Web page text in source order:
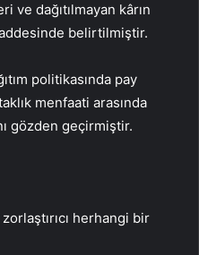
ve dağıtılmayan kârın
belirtilmiştir.
politikasında pay
menfaati arasında
gözden geçirmiştir.
herhangi bir